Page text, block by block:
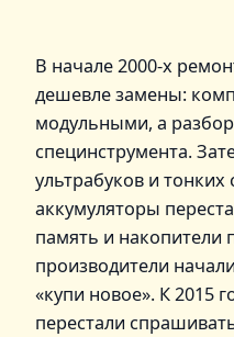
В начале 2000‑х
дешевле замены:
модульными, а
специнструмента.
ультрабуков и
аккумуляторы
память и накопители
производители
«купи новое». К 2015
перестали